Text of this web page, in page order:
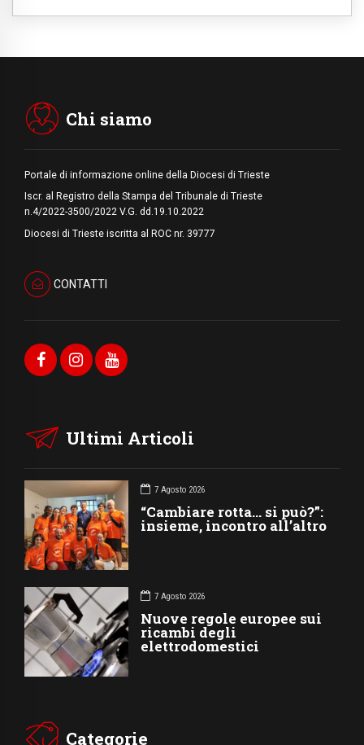
Chi siamo
Portale di informazione online della Diocesi di Trieste
Iscr. al Registro della Stampa del Tribunale di Trieste
n.4/2022-3500/2022 V.G. dd.19.10.2022
Diocesi di Trieste iscritta al ROC nr. 39777
CONTATTI
Ultimi Articoli
7 Agosto 2026
“Cambiare rotta… si può?”:
insieme, incontro all’altro
7 Agosto 2026
Nuove regole europee sui
ricambi degli
elettrodomestici
Categorie